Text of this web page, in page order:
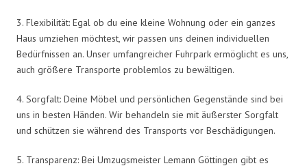
3. Flexibilität: Egal ob du eine kleine Wohnung oder ein ganzes
Haus umziehen möchtest, wir passen uns deinen individuellen
Bedürfnissen an. Unser umfangreicher Fuhrpark ermöglicht es uns,
auch größere Transporte problemlos zu bewältigen.
4. Sorgfalt: Deine Möbel und persönlichen Gegenstände sind bei
uns in besten Händen. Wir behandeln sie mit äußerster Sorgfalt
und schützen sie während des Transports vor Beschädigungen.
5. Transparenz: Bei Umzugsmeister Lemann Göttingen gibt es